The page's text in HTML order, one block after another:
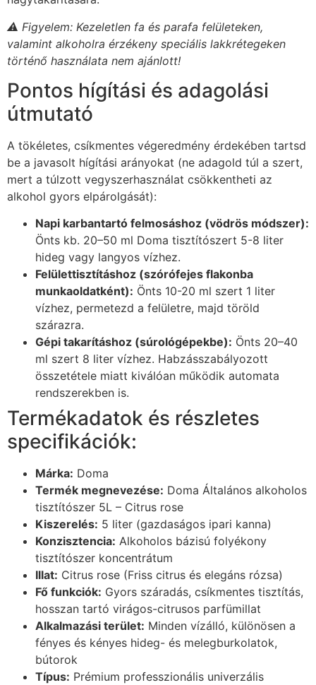
⚠️ Figyelem: Kezeletlen fa és parafa felületeken,
valamint alkoholra érzékeny speciális lakkrétegeken
történő használata nem ajánlott!
Pontos hígítási és adagolási
útmutató
A tökéletes, csíkmentes végeredmény érdekében tartsd
be a javasolt hígítási arányokat (ne adagold túl a szert,
mert a túlzott vegyszerhasználat csökkentheti az
alkohol gyors elpárolgását):
Napi karbantartó felmosáshoz (vödrös módszer):
Önts kb. 20–50 ml Doma tisztítószert 5-8 liter
hideg vagy langyos vízhez.
Felülettisztításhoz (szórófejes flakonba
munkaoldatként): Önts 10-20 ml szert 1 liter
vízhez, permetezd a felületre, majd töröld
szárazra.
Gépi takarításhoz (súrológépekbe): Önts 20–40
ml szert 8 liter vízhez. Habzásszabályozott
összetétele miatt kiválóan működik automata
rendszerekben is.
Termékadatok és részletes
specifikációk:
Márka: Doma
Termék megnevezése: Doma Általános alkoholos
tisztítószer 5L – Citrus rose
Kiszerelés: 5 liter (gazdaságos ipari kanna)
Konzisztencia: Alkoholos bázisú folyékony
tisztítószer koncentrátum
Illat: Citrus rose (Friss citrus és elegáns rózsa)
Fő funkciók: Gyors száradás, csíkmentes tisztítás,
hosszan tartó virágos-citrusos parfümillat
Alkalmazási terület: Minden vízálló, különösen a
fényes és kényes hideg- és melegburkolatok,
bútorok
Típus: Prémium professzionális univerzális